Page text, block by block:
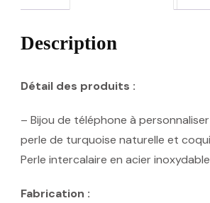
"Blue
Description
Détail des produits :
– Bijou de téléphone à
perle de turquoise naturelle et
Perle intercalaire en acier
Fabrication :